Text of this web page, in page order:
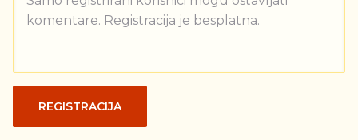
komentare. Registracija je besplatna.
REGISTRACIJA